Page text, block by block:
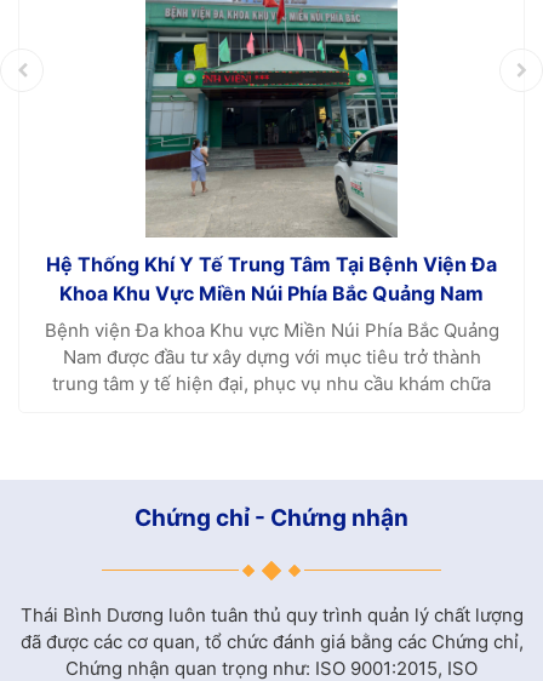
Hệ Thống Khí Y Tế Trung Tâm Tại Bệnh Viện Đa
Khoa Khu Vực Miền Núi Phía Bắc Quảng Nam
Bệnh viện Đa khoa Khu vực Miền Núi Phía Bắc Quảng
Nam được đầu tư xây dựng với mục tiêu trở thành
trung tâm y tế hiện đại, phục vụ nhu cầu khám chữa
Chứng chỉ - Chứng nhận
Thái Bình Dương luôn tuân thủ quy trình quản lý chất lượng
đã được các cơ quan, tổ chức đánh giá bằng các Chứng chỉ,
Chứng nhận quan trọng như: ISO 9001:2015, ISO